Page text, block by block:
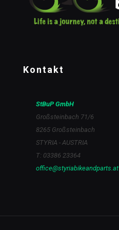
Kontakt
StBuP GmbH
Großsteinbach 71/6
8265 Großsteinbach
STYRIA - AUSTRIA
T: 03386 23364
office@styriabikeandparts.at